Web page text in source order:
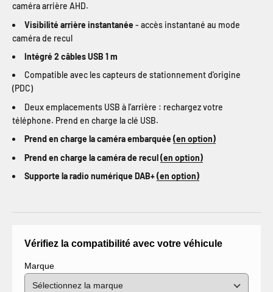
caméra arrière AHD.
Visibilité arrière instantanée - accès instantané au mode
caméra de recul
Intégré 2 câbles USB 1 m
Compatible avec les capteurs de stationnement d'origine
(PDC)
Deux emplacements USB à l'arrière : rechargez votre
téléphone. Prend en charge la clé USB.
Prend en charge la caméra embarquée (en option)
Prend en charge la caméra de recul(en option)
Supporte la radio numérique DAB+(en option)
Vérifiez la compatibilité avec votre véhicule
Marque